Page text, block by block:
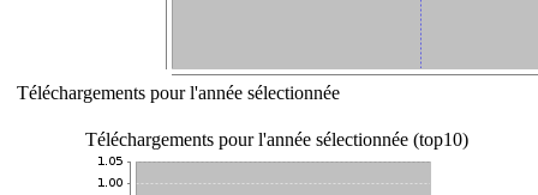
Téléchargements pour l'année sélectionnée
Téléchargements pour l'année sélectionnée (top10)